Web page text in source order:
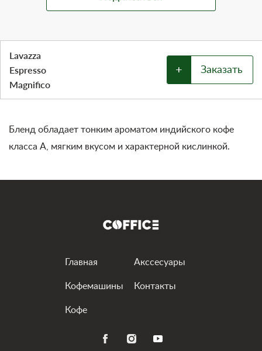
Lavazza
Espresso
Magnifico
+ Заказать
Бленд обладает тонким ароматом индийского кофе
класса А, мягким вкусом и характерной кислинкой.
Главная
Кофемашины
Кофе
Акссесуары
Контакты